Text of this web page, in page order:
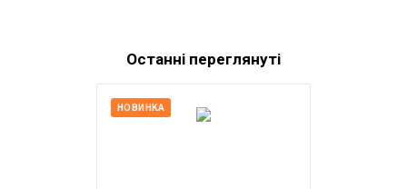
Останні переглянуті
НОВИНКА